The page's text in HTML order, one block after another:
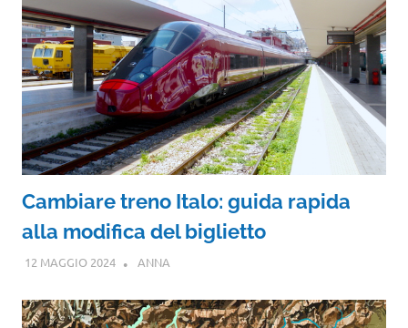
Cambiare treno Italo: guida rapida
alla modifica del biglietto
12 MAGGIO 2024 ANNA